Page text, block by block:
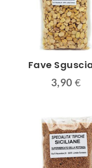
Fave
3,90€